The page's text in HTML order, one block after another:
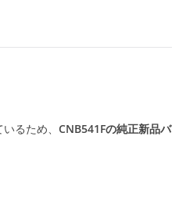
るため、 CNB541Fの純正新品バ